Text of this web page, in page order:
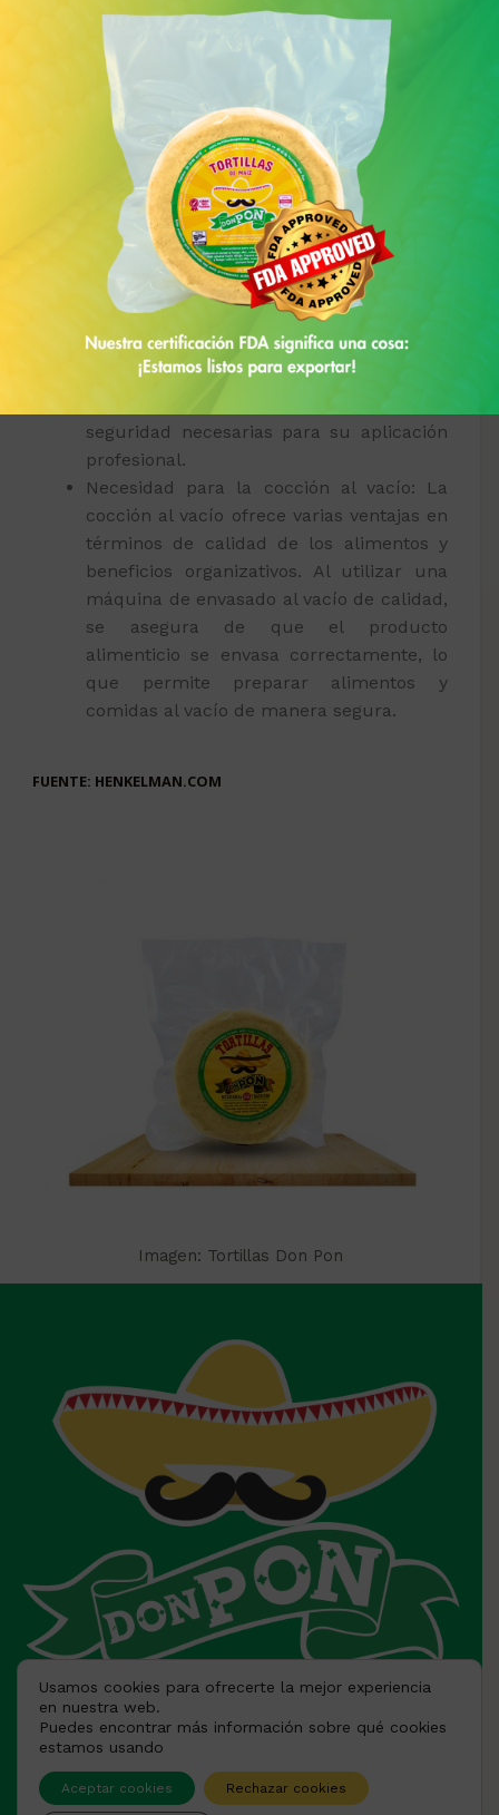
deshidratación atmosférica, quemaduras
por congelación y moho.
Optimiza el almacenamiento, control de
porciones y transporte: Al envasar
diferentes alimentos juntos, se optimiza
el uso del espacio de almacenamiento y
camión. Así, se pueden comprar grandes
cantidades de productos de temporada y
mejorar el control de las porciones.
Presentación profesional y conforme a
HACCP: El envasado al vacío garantiza
siempre las mejores condiciones de
frescura de los alimentos y una
presentación profesional. Además,
seguridad necesarias para su aplicación
profesional.
Necesidad para la cocción al vacío: La
cocción al vacío ofrece varias ventajas en
términos de calidad de los alimentos y
beneficios organizativos. Al utilizar una
máquina de envasado al vacío de calidad,
se asegura de que el producto
alimenticio se envasa correctamente, lo
que permite preparar alimentos y
comidas al vacío de manera segura.
FUENTE: HENKELMAN.COM
Imagen: Tortillas Don Pon
Facebook Tik Tok
Instagram
Usamos cookies para ofrecerte la mejor experiencia
en nuestra web.
Puedes encontrar más información sobre qué cookies
estamos usando
Aceptar cookies Rechazar cookies